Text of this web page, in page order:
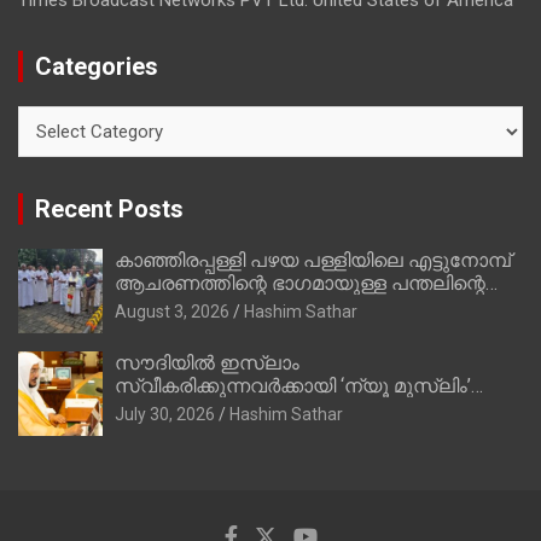
Categories
Recent Posts
കാഞ്ഞിരപ്പള്ളി പഴയ പള്ളിയിലെ എട്ടുനോമ്പ്
ആചരണത്തിന്റെ ഭാഗമായുള്ള പന്തലിന്റെ
കാൽനാട്ട് കർമ്മം ആർച്ച് പ്രീസ്റ്റ് വെരി.
August 3, 2026 Hashim Sathar
സൗദിയില്‍ ഇസ്‌ലാം
സ്വീകരിക്കുന്നവര്‍ക്കായി ‘ന്യൂ മുസ്ലിം’
ഡിജിറ്റല്‍ കാര്‍ഡ് സേവനം ആരംഭിച്ചു
July 30, 2026 Hashim Sathar